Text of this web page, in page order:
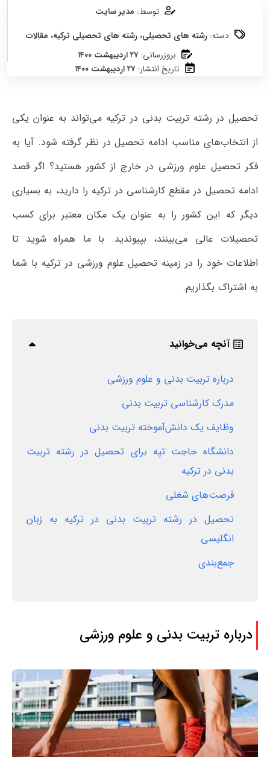
توسط: مدیر سایت
دسته:رشته های تحصیلی،رشته های تحصیلی ترکیه، مقالات
بروزرسانی: ۲۷ اردیبهشت ۱۴۰۰
تاریخ انتشار:۲۷ اردیبهشت ۱۴۰۰
تحصیل در رشته تربیت بدنی در ترکیه می‌تواند به عنوان یکی
از انتخاب‌های مناسب ادامه تحصیل در نظر گرفته شود. آیا به
فکر تحصیل علوم ورزشی در خارج از کشور هستید؟ اگر قصد
ادامه تحصیل در مقطع کارشناسی در ترکیه را دارید، به بسیاری
دیگر که این کشور را به عنوان یک مکان معتبر برای کسب
تحصیلات عالی می‌بینند، بپیوندید. با ما همراه شوید تا
اطلاعات خود را در زمینه تحصیل علوم ورزشی در ترکیه با شما
به اشتراک بگذاریم.
آنچه می‌خوانید
درباره تربیت بدنی و علوم ورزشی
مدرک کارشناسی تربیت بدنی
وظایف یک دانش‌آموخته تربیت بدنی
دانشگاه حاجت تپه برای تحصیل در رشته تربیت
بدنی در ترکیه
فرصت‌های شغلی
تحصیل در رشته تربیت بدنی در ترکیه به زبان
انگلیسی
جمع‌بندی
درباره تربیت بدنی و علوم ورزشی